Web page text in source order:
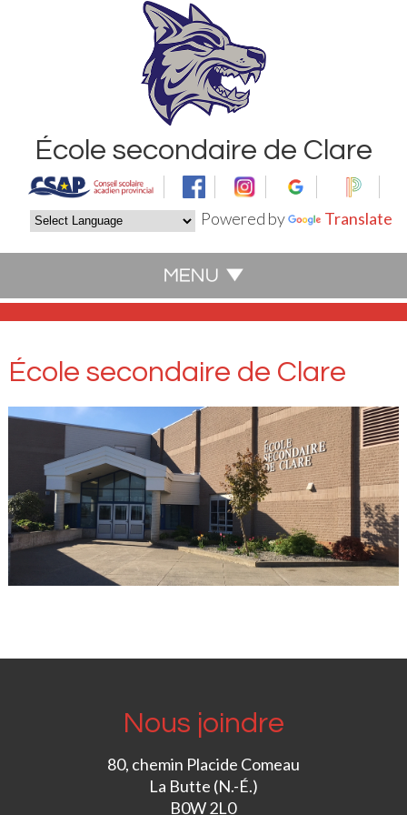
Powered by Translate
École secondaire de Clare
École secondaire de Clare
Nous joindre
80, chemin Placide Comeau
La Butte (N.-É.)
B0W 2L0